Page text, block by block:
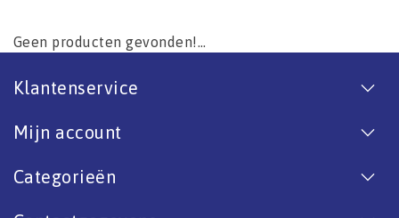
Geen producten gevonden!...
Klantenservice
Mijn account
Categorieën